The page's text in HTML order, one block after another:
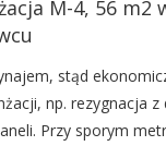
M-4, 56 m2
stąd
np. rezygnacja z
Przy sporym